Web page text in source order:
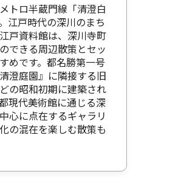
トロ半蔵門線「清澄白
江戸時代の深川のまち
戸資料館は、深川寺町
できる周辺散策とセッ
めです。都名勝第一号
澄庭園』に隣接する旧
の昭和初期に建築され
現代美術館に通じる深
心に点在するギャラリ
の混在を楽しむ散策も